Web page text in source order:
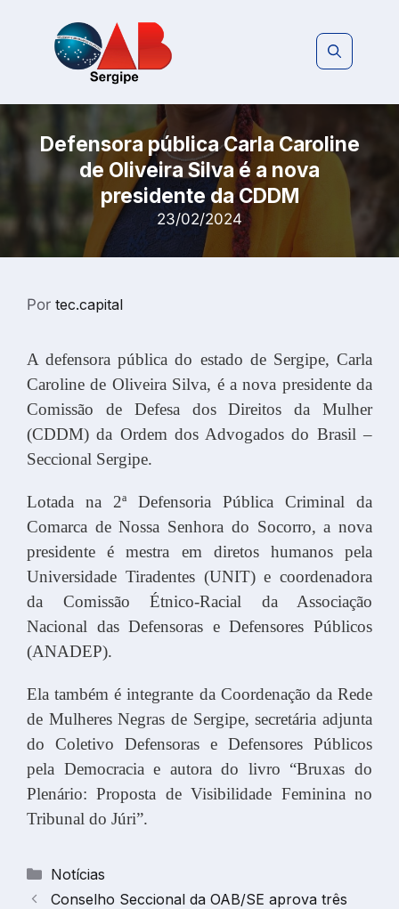
Defensora pública Carla Caroline
de Oliveira Silva é a nova
presidente da CDDM
23/02/2024
Por tec.capital
A defensora pública do estado de Sergipe, Carla
Caroline de Oliveira Silva, é a nova presidente da
Comissão de Defesa dos Direitos da Mulher
(CDDM) da Ordem dos Advogados do Brasil –
Seccional Sergipe.
Lotada na 2ª Defensoria Pública Criminal da
Comarca de Nossa Senhora do Socorro, a nova
presidente é mestra em diretos humanos pela
Universidade Tiradentes (UNIT) e coordenadora
da Comissão Étnico-Racial da Associação
Nacional das Defensoras e Defensores Públicos
(ANADEP).
Ela também é integrante da Coordenação da Rede
de Mulheres Negras de Sergipe, secretária adjunta
do Coletivo Defensoras e Defensores Públicos
pela Democracia e autora do livro “Bruxas do
Plenário: Proposta de Visibilidade Feminina no
Tribunal do Júri”.
Categorias
Notícias
Conselho Seccional da OAB/SE aprova três